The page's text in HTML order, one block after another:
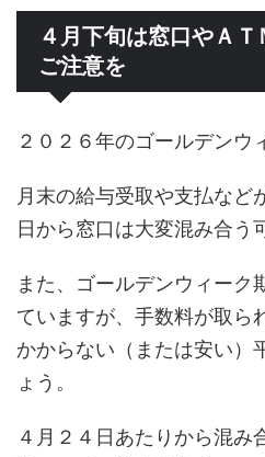
４月下旬は窓口やＡ
ご注意を
２０２６年のゴールデンウ
月末の給与受取や支払など
日から窓口は大変混み合う
また、ゴールデンウィーク
ていますが、手数料が取ら
かからない（または安い）
ょう。
４月２４日あたりから混み